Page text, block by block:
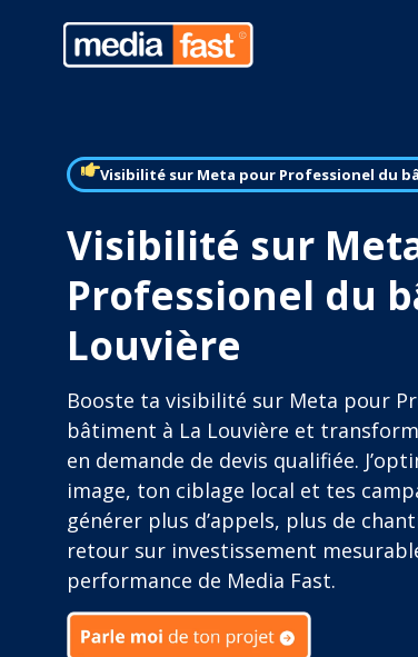
Visibilité sur Meta pour Professionel du
Visibilité sur
Professionel du
Louvière
Booste ta visibilité sur Meta pour
bâtiment à La Louvière et
en demande de devis qualifiée.
image, ton ciblage local et tes
générer plus d’appels, plus de
retour sur investissement
performance de Media Fast.